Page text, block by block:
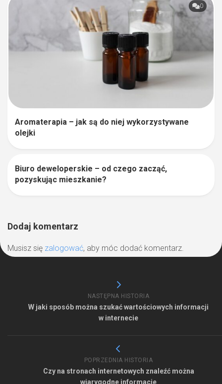
0
Aromaterapia – jak są do niej wykorzystywane
olejki
Biuro deweloperskie – od czego zacząć,
pozyskując mieszkanie?
Dodaj komentarz
Musisz się zalogować, aby móc dodać komentarz.
NASTĘPNA HISTORIA
W jaki sposób można szukać wartościowych informacji
w internecie
POPRZEDNIA HISTORIA
Czy na stronach internetowych znaleźć można
wiarygodne informacje